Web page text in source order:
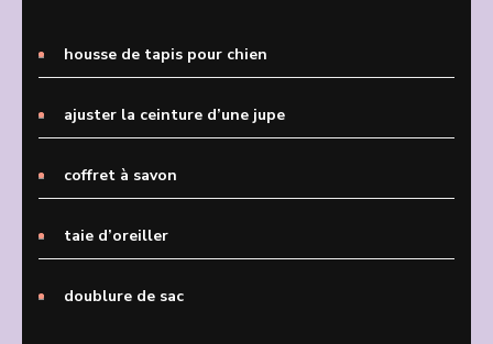
housse de tapis pour chien
ajuster la ceinture d’une jupe
coffret à savon
taie d’oreiller
doublure de sac